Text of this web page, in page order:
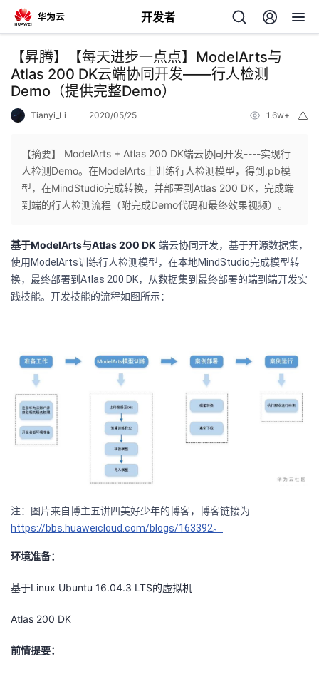
开发者
返
回
个
人
主
页
我
的
开
我
的
博
我
的
坛
我
圈
子
的
直
播
我
的
活
动
我
的
关
注
我
的
开
我
的
我
【昇腾】【每天进步一点点】ModelArts与
Atlas 200 DK云端协同开发——行人检测
Demo（提供完整Demo）
Tianyi_Li 2020/05/25 1.6w+
【摘要】 ModelArts + Atlas 200 DK端云协同开发----实现行
人检测Demo。在ModelArts上训练行人检测模型，得到.pb模
型，在MindStudio完成转换，并部署到Atlas 200 DK，完成端
到端的行人检测流程（附完成Demo代码和最终效果视频）。
基于ModelArts与Atlas 200 DK 端云协同开发，基于开源数据集，
使用ModelArts训练行人检测模型，在本地MindStudio完成模型转
换，最终部署到Atlas 200 DK，从数据集到最终部署的端到端开发实
践技能。开发技能的流程如图所示：
注：图片来自博主五讲四美好少年的博客，博客链接为
https://bbs.huaweicloud.com/blogs/163392。
环境准备：
基于Linux Ubuntu 16.04.3 LTS的虚拟机
Atlas 200 DK
前情提要：